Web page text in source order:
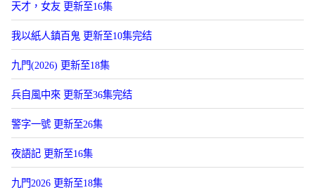
天才，女友 更新至16集
我以紙人鎮百鬼 更新至10集完结
九門(2026) 更新至18集
兵自風中來 更新至36集完结
警字一號 更新至26集
夜語記 更新至16集
九門2026 更新至18集